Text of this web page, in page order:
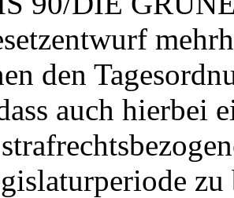
den
auch hierbei